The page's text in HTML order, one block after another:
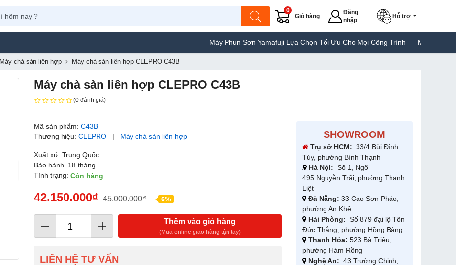
Giỏ hàng
0
Đăng
nhập
Hỗ trợ
Máy Phun Sơn Yamafuji Lựa Chọn Tối Ưu Cho Mọi Công Trình Máy Hàn Túi Yamafuji
Máy chà sàn liên hợp Máy chà sàn liên hợp CLEPRO C43B
Máy chà sàn liên hợp CLEPRO C43B
(0 đánh giá)
Mã sản phẩm:C43B
Thương hiệu:CLEPRO | Máy chà sàn liên hợp
Xuất xứ: Trung Quốc
Bảo hành: 18 tháng
Tình trạng:Còn hàng
42.150.000₫ 45.000.000₫ 6%
Thêm vào giỏ hàng
(Mua online giao hàng tận tay)
LIÊN HỆ TƯ VẤN
SHOWROOM
Trụ sở HCM: 33/4 Bùi Đình
Túy, phường Bình Thạnh
Hà Nội: Số 1, Ngõ
495 Nguyễn Trãi, phường Thanh
Liệt
Đà Nẵng: 33 Cao Sơn Pháo,
phường An Khê
Hải Phòng: Số 879 đại lộ Tôn
Đức Thắng, phường Hồng Bàng
Thanh Hóa: 523 Bà Triệu,
phường Hàm Rồng
Nghệ An: 43 Trường Chinh,